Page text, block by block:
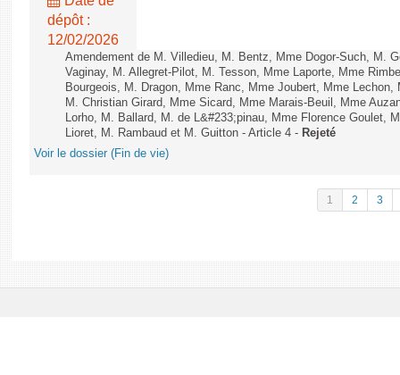
dépôt :
12/02/2026
Amendement de M. Villedieu, M. Bentz, Mme Dogor-Such, M.
Vaginay, M. Allegret-Pilot, M. Tesson, Mme Laporte, Mme
Bourgeois, M. Dragon, Mme Ranc, Mme Joubert, Mme
M. Christian Girard, Mme Sicard, Mme Marais-Beuil, Mme
Lorho, M. Ballard, M. de L&#233;pinau, Mme Florence Goulet,
Lioret, M. Rambaud et M. Guitton - Article 4 - Rejeté
Voir le dossier (Fin de vie)
1 2 3